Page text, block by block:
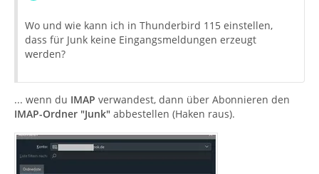
Wo und wie kann ich in Thunderbird 115 einstellen,
dass für Junk keine Eingangsmeldungen erzeugt
werden?
... wenn du IMAP verwandest, dann über Abonnieren den
IMAP-Ordner "Junk" abbestellen (Haken raus).